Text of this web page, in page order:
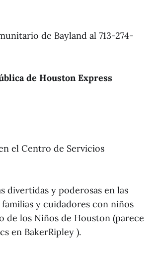
de Bayland al 713-274-
de Houston Express
el Centro de Servicios
divertidas y poderosas en las
y cuidadores con niños
de los Niños de Houston (parece
en BakerRipley ).